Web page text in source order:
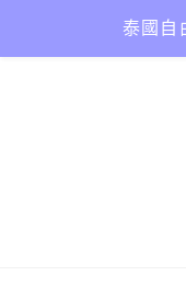
content
泰國自